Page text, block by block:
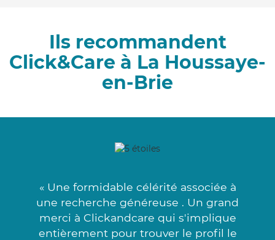
Ils recommandent
Click&Care à La Houssaye-
en-Brie
« Une formidable célérité associée à
une recherche généreuse . Un grand
merci à Clickandcare qui s'implique
entièrement pour trouver le profil le